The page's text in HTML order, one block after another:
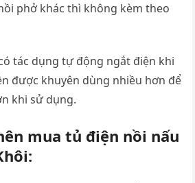
phở khác thì không kèm theo
tác dụng tự động ngắt điện khi
được khuyên dùng nhiều hơn để
khi sử dụng.
mua tủ điện nồi nấu